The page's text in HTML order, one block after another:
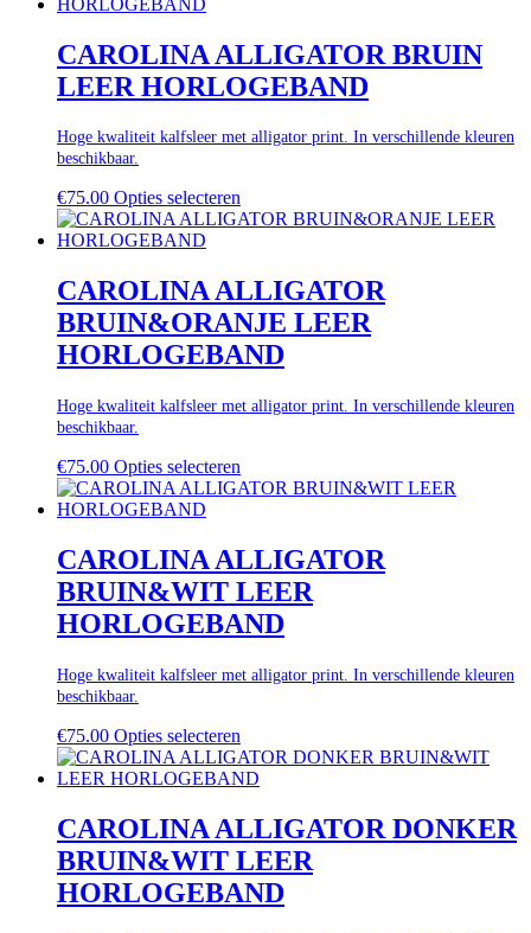
CAROLINA ALLIGATOR BRUIN
LEER HORLOGEBAND
Hoge kwaliteit kalfsleer met alligator print. In verschillende kleuren
beschikbaar.
€75.00 Opties selecteren
CAROLINA ALLIGATOR
BRUIN&ORANJE LEER
HORLOGEBAND
Hoge kwaliteit kalfsleer met alligator print. In verschillende kleuren
beschikbaar.
€75.00 Opties selecteren
CAROLINA ALLIGATOR
BRUIN&WIT LEER
HORLOGEBAND
Hoge kwaliteit kalfsleer met alligator print. In verschillende kleuren
beschikbaar.
€75.00 Opties selecteren
CAROLINA ALLIGATOR DONKER
BRUIN&WIT LEER
HORLOGEBAND